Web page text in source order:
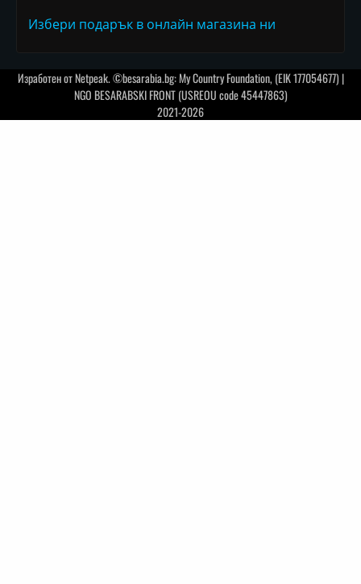
Избери подарък в онлайн магазина ни
Изработен отNetpeak. ©besarabia.bg: My Country Foundation, (EIK 177054677) |
NGO BESARABSKI FRONT (USREOU code 45447863)
2021-2026